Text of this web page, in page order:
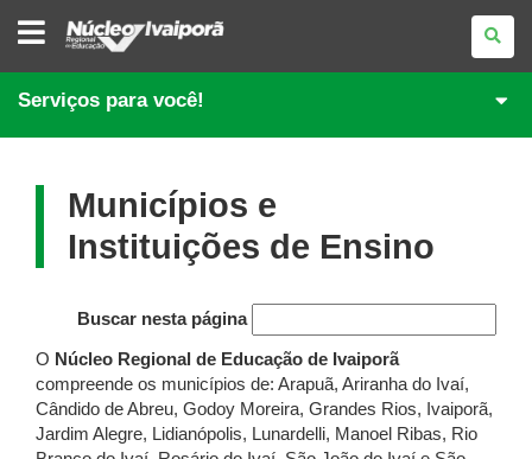
NÚCLEO
REGIONAL
EDUCAÇÃO
DE
IVAIPORÃ
Serviços para você!
Municípios e
Instituições de Ensino
Buscar nesta página
O Núcleo Regional de Educação de Ivaiporã
compreende os municípios de: Arapuã, Ariranha do Ivaí,
Cândido de Abreu, Godoy Moreira, Grandes Rios, Ivaiporã,
Jardim Alegre, Lidianópolis, Lunardelli, Manoel Ribas, Rio